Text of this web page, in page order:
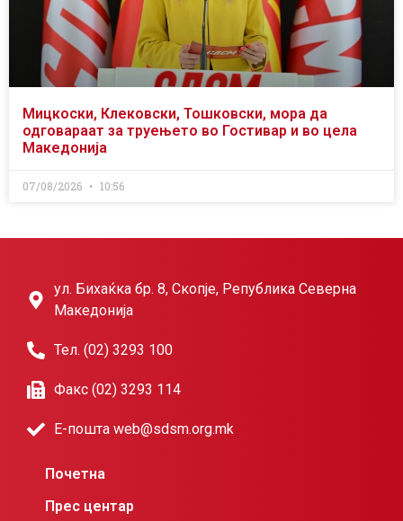
Мицкоски, Клековски, Тошковски, мора да
одговараат за труењето во Гостивар и во цела
Македонија
07/08/2026 10:56
ул. Бихаќка бр. 8, Скопје, Република Северна
Македонија
Тел. (02) 3293 100
Факс (02) 3293 114
Е-пошта web@sdsm.org.mk
Почетна
Прес центар